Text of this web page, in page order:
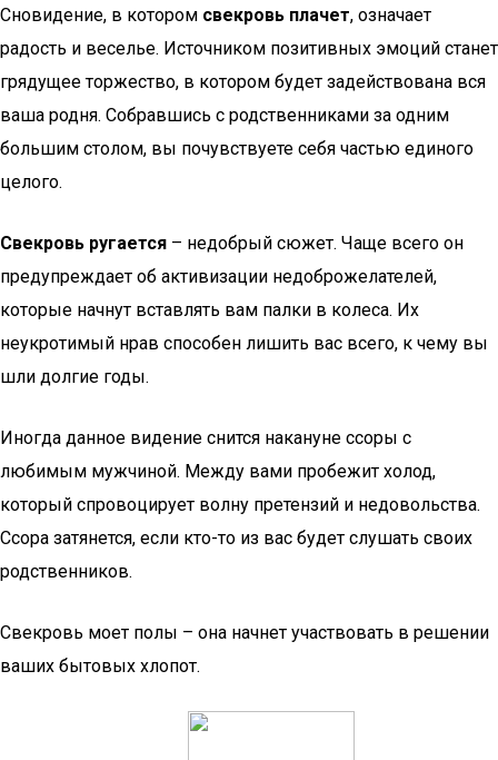
Сновидение, в котором свекровь плачет, означает
радость и веселье. Источником позитивных эмоций станет
грядущее торжество, в котором будет задействована вся
ваша родня. Собравшись с родственниками за одним
большим столом, вы почувствуете себя частью единого
целого.
Свекровь ругается – недобрый сюжет. Чаще всего он
предупреждает об активизации недоброжелателей,
которые начнут вставлять вам палки в колеса. Их
неукротимый нрав способен лишить вас всего, к чему вы
шли долгие годы.
Иногда данное видение снится накануне ссоры с
любимым мужчиной. Между вами пробежит холод,
который спровоцирует волну претензий и недовольства.
Ссора затянется, если кто-то из вас будет слушать своих
родственников.
Свекровь моет полы – она начнет участвовать в решении
ваших бытовых хлопот.